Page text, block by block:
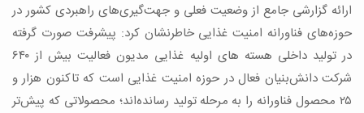
ارائه گزارشی جامع از وضعیت فعلی و جهت‌گیری‌های راهبردی کشور در
حوزه‏‌های فناورانه امنیت غذایی خاطرنشان کرد: پیشرفت صورت گرفته
در تولید داخلی هسته های اولیه غذایی مدیون فعالیت بیش از ۶۴۰
شرکت دانش‌بنیان فعال در حوزه امنیت غذایی است که تاکنون هزار و
۲۵ محصول فناورانه را به مرحله تولید رسانده‌اند؛ محصولاتی که پیش‌تر